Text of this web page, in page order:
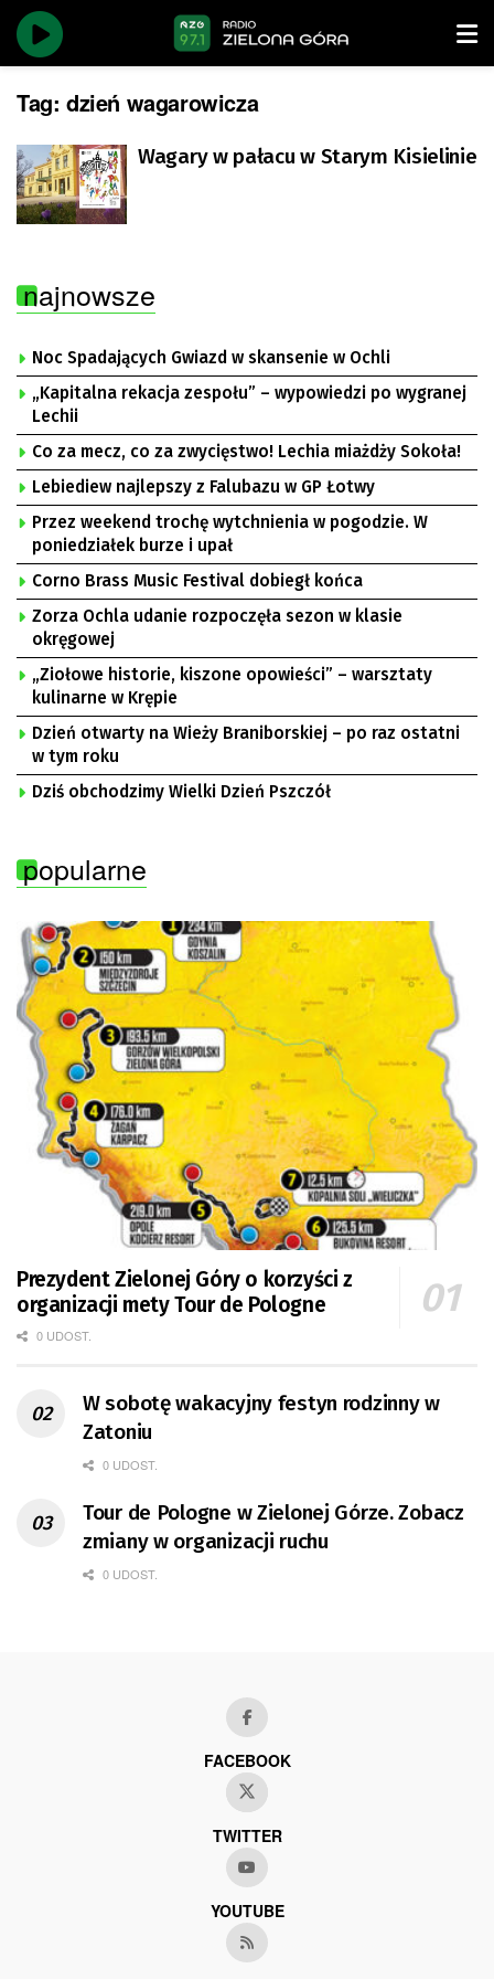
Tag: dzień wagarowicza
Wagary w pałacu w Starym Kisielinie
najnowsze
Noc Spadających Gwiazd w skansenie w Ochli
„Kapitalna rekacja zespołu” – wypowiedzi po wygranej
Lechii
Co za mecz, co za zwycięstwo! Lechia miażdży Sokoła!
Lebiediew najlepszy z Falubazu w GP Łotwy
Przez weekend trochę wytchnienia w pogodzie. W
poniedziałek burze i upał
Corno Brass Music Festival dobiegł końca
Zorza Ochla udanie rozpoczęła sezon w klasie
okręgowej
„Ziołowe historie, kiszone opowieści” – warsztaty
kulinarne w Krępie
Dzień otwarty na Wieży Braniborskiej – po raz ostatni
w tym roku
Dziś obchodzimy Wielki Dzień Pszczół
popularne
Prezydent Zielonej Góry o korzyści z
organizacji mety Tour de Pologne
0 UDOST.
W sobotę wakacyjny festyn rodzinny w
Zatoniu
0 UDOST.
Tour de Pologne w Zielonej Górze. Zobacz
zmiany w organizacji ruchu
0 UDOST.
FACEBOOK
TWITTER
YOUTUBE